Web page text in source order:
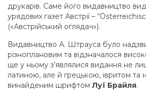
друкарів. Саме його видавництво
урядових газет Австрії –
(«Австрійський оглядач»).
Видавництво А. Штрауса було
різноплановим та відзначалося
ще у ньому з’являлися видання не
латиною, але й грецькою, івритом та
винайденим шрифтом Луї Брайля.